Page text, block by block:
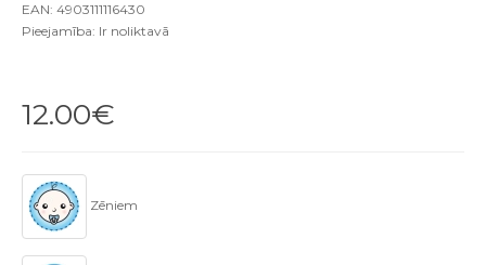
EAN: 4903111116430
Pieejamība: Ir noliktavā
12.00€
Zēniem